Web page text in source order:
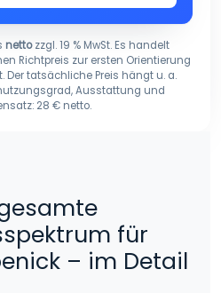
nettozzgl. 19 % MwSt. Es handelt
Richtpreis zur ersten Orientierung
Der tatsächliche Preis hängt u. a.
Ausstattung und
28 € netto.
für
– im Detail